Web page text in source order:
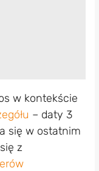
w kontekście
– daty 3
się w ostatnim
z